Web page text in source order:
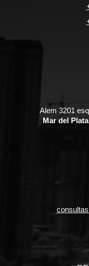
Alem 3201
Mar del